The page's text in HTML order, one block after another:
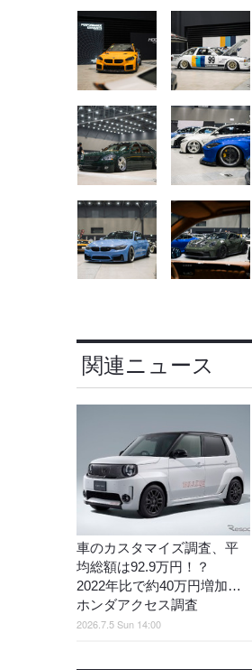
関連ニュース
車のカスタマイズ調査、平
均総額は92.9万円！？
2022年比で約40万円増加…
ホンダアクセス調査
2026.7.5 Sun 14:00